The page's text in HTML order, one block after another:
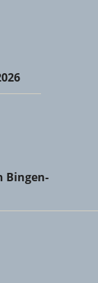
Ingelheim
Bingen-